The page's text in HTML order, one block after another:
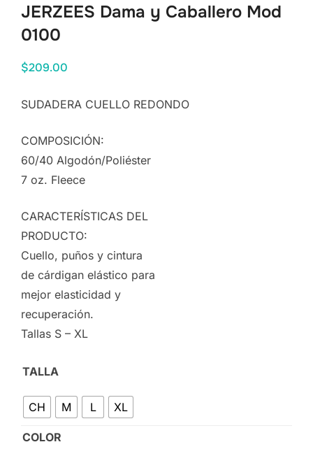
JERZEES Dama y Caballero Mod
0100
$209.00
SUDADERA CUELLO REDONDO
COMPOSICIÓN:
60/40 Algodón/Poliéster
7 oz. Fleece
CARACTERÍSTICAS DEL
PRODUCTO:
Cuello, puños y cintura
de cárdigan elástico para
mejor elasticidad y
recuperación.
Tallas S – XL
TALLA
CH M L XL
COLOR